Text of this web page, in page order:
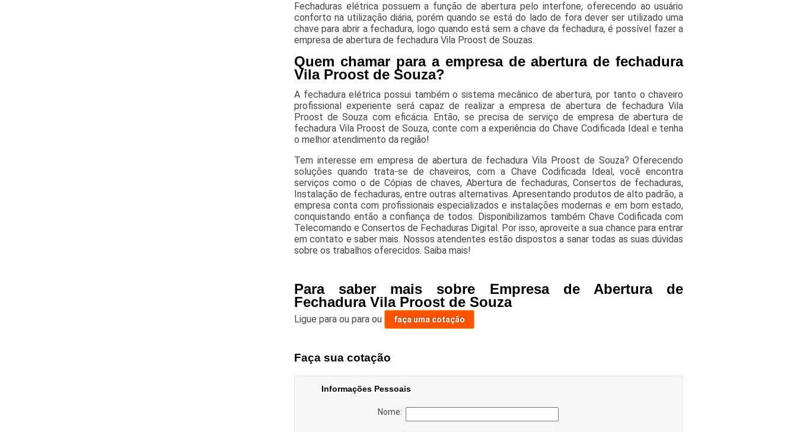
Fechaduras elétrica possuem a função de abertura pelo interfone, oferecendo ao usuário
conforto na utilização diária, porém quando se está do lado de fora dever ser utilizado uma
chave para abrir a fechadura, logo quando está sem a chave da fechadura, é possível fazer a
empresa de abertura de fechadura Vila Proost de Souzas.
Quem chamar para a empresa de abertura de fechadura
Vila Proost de Souza?
A fechadura elétrica possui também o sistema mecânico de abertura, por tanto o chaveiro
profissional experiente será capaz de realizar a empresa de abertura de fechadura Vila
Proost de Souza com eficácia. Então, se precisa de serviço de empresa de abertura de
fechadura Vila Proost de Souza, conte com a experiência do Chave Codificada Ideal e tenha
o melhor atendimento da região!
Tem interesse em empresa de abertura de fechadura Vila Proost de Souza? Oferecendo
soluções quando trata-se de chaveiros, com a Chave Codificada Ideal, você encontra
serviços como o de Cópias de chaves, Abertura de fechaduras, Consertos de fechaduras,
Instalação de fechaduras, entre outras alternativas. Apresentando produtos de alto padrão, a
empresa conta com profissionais especializados e instalações modernas e em bom estado,
conquistando então a confiança de todos. Disponibilizamos também Chave Codificada com
Telecomando e Consertos de Fechaduras Digital. Por isso, aproveite a sua chance para entrar
em contato e saber mais. Nossos atendentes estão dispostos a sanar todas as suas dúvidas
sobre os trabalhos oferecidos. Saiba mais!
Para saber mais sobre Empresa de Abertura de
Fechadura Vila Proost de Souza
Ligue para ou para ou faça uma cotação
Faça sua cotação
Informações Pessoais
Nome: